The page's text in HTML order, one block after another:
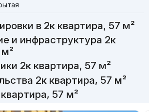
в 2к квартира, 57 м²
и инфраструктура 2к
2к квартира, 57 м²
2к квартира, 57 м²
57 м²